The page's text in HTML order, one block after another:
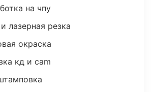
на чпу
лазерная резка
окраска
кд и cam